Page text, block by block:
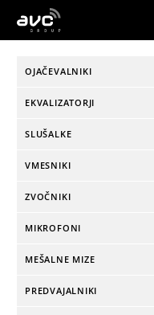
AVC
OJAČEVALNIKI
EKVALIZATORJI
SLUŠALKE
VMESNIKI
ZVOČNIKI
MIKROFONI
MEŠALNE MIZE
PREDVAJALNIKI